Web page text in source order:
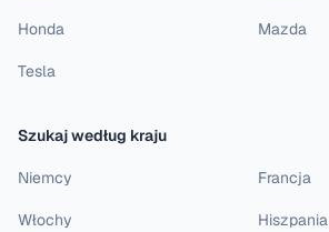
Honda Mazda
Tesla
Szukaj według kraju
Niemcy Francja
Włochy Hiszpania